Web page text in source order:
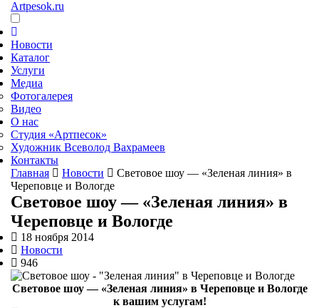
Artpesok.ru
Новости
Каталог
Услуги
Медиа
Фотогалерея
Видео
О нас
Студия «Артпесок»
Художник Всеволод Вахрамеев
Контакты
Главная
Новости
Световое шоу — «Зеленая линия» в
Череповце и Вологде
Световое шоу — «Зеленая линия» в
Череповце и Вологде
18 ноября 2014
Новости
946
Световое шоу — «Зеленая линия» в Череповце и Вологде
к вашим услугам!